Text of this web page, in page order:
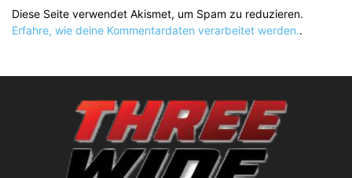
Diese Seite verwendet Akismet, um Spam zu reduzieren.
Erfahre, wie deine Kommentardaten verarbeitet werden..